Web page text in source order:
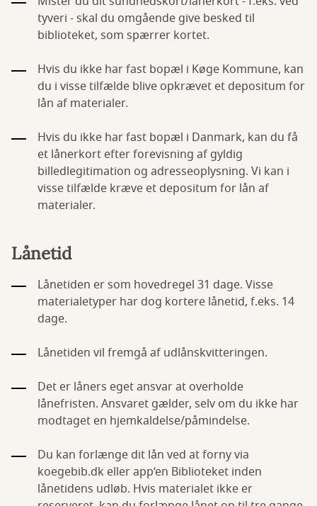
tyveri - skal du omgående give besked til
biblioteket, som spærrer kortet.
Hvis du ikke har fast bopæl i Køge Kommune, kan
du i visse tilfælde blive opkrævet et depositum for
lån af materialer.
Hvis du ikke har fast bopæl i Danmark, kan du få
et lånerkort efter forevisning af gyldig
billedlegitimation og adresseoplysning. Vi kan i
visse tilfælde kræve et depositum for lån af
materialer.
Lånetid
Lånetiden er som hovedregel 31 dage. Visse
materialetyper har dog kortere lånetid, f.eks. 14
dage.
Lånetiden vil fremgå af udlånskvitteringen.
Det er låners eget ansvar at overholde
lånefristen. Ansvaret gælder, selv om du ikke har
modtaget en hjemkaldelse/påmindelse.
Du kan forlænge dit lån ved at forny via
koegebib.dk eller app’en Biblioteket inden
lånetidens udløb. Hvis materialet ikke er